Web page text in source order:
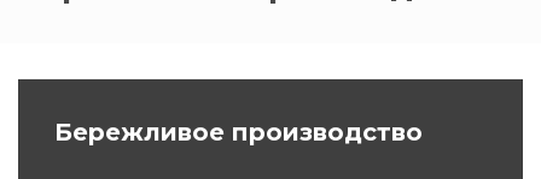
Программы
Бережливое производство